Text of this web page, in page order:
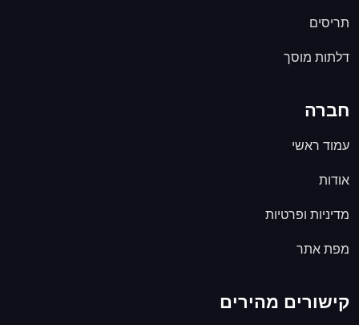
תריסים
דלתות מוסך
חברה
עמוד ראשי
אודות
מדיניות ופרטיות
מפת אתר
קישורים מהירים